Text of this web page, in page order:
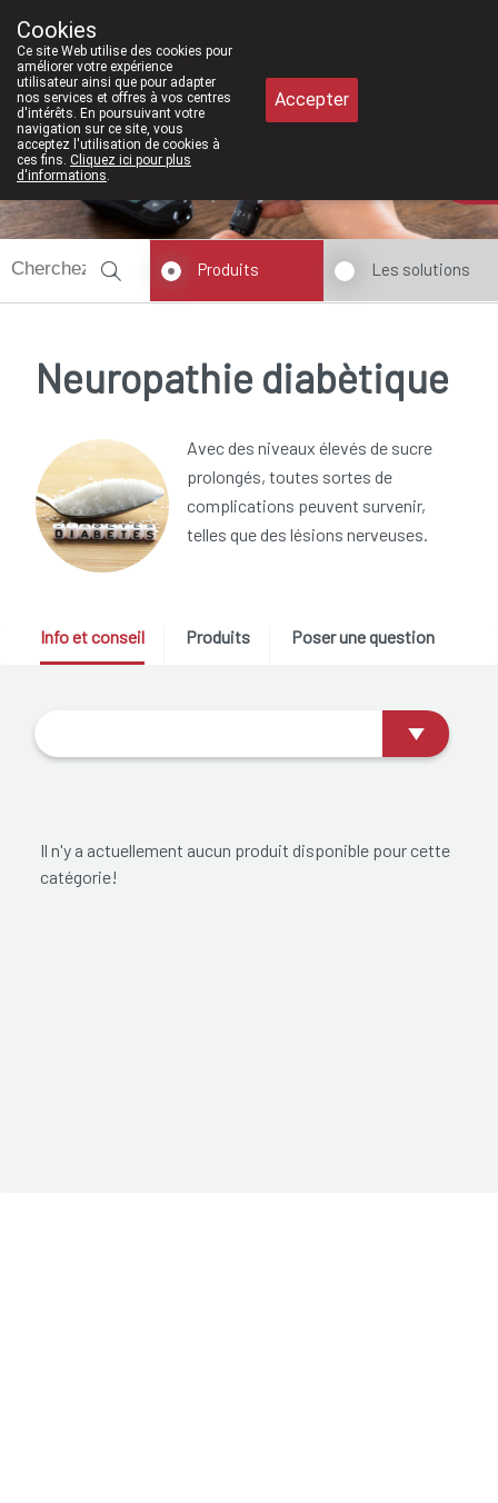
011/610300
Produits Les solutions
Neuropathie diabètique
Avec des niveaux élevés de sucre
prolongés, toutes sortes de
complications peuvent survenir,
telles que des lésions nerveuses.
Info et conseil Produits Poser une question
Il n'y a actuellement aucun produit disponible pour cette
catégorie!
Cookies
Ce site Web utilise des cookies pour
améliorer votre expérience
utilisateur ainsi que pour adapter
nos services et offres à vos centres
d'intérêts. En poursuivant votre
navigation sur ce site, vous
acceptez l'utilisation de cookies à
ces fins. Cliquez ici pour plus
d'informations.
Accepter